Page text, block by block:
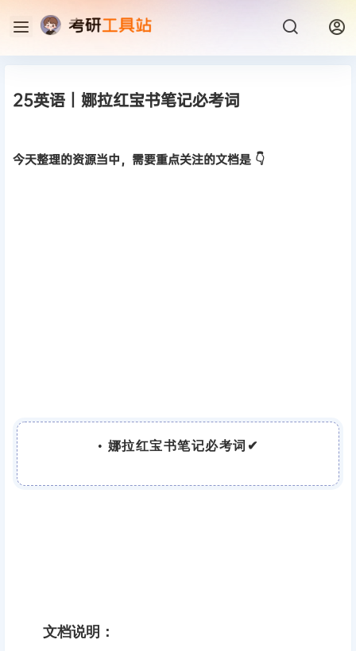
25英语丨娜拉红宝书笔记必考词
今天整理的资源当中，需要重点关注的文档是 👇
• 娜拉红宝书笔记必考词✔
文档说明：